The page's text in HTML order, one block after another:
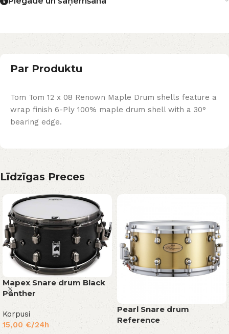
Par Produktu
Tom Tom 12 x 08 Renown Maple Drum shells feature a
wrap finish 6-Ply 100% maple drum shell with a 30°
bearing edge.
Līdzīgas Preces
Mapex Snare drum Black
Panther
Korpusi
15,00 €/24h
Pearl Snare drum
Reference